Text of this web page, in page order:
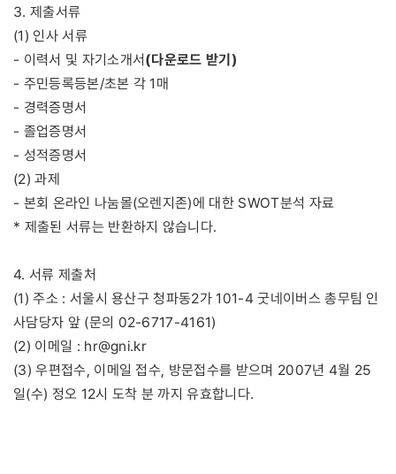
3. 제출서류
(1) 인사 서류
- 이력서 및 자기소개서(다운로드 받기)
- 주민등록등본/초본 각 1매
- 경력증명서
- 졸업증명서
- 성적증명서
(2) 과제
- 본회 온라인 나눔몰(오렌지존)에 대한 SWOT분석 자료
* 제출된 서류는 반환하지 않습니다.
4. 서류 제출처
(1) 주소 : 서울시 용산구 청파동2가 101-4 굿네이버스 총무팀 인
사담당자 앞 (문의 02-6717-4161)
(2) 이메일 : hr@gni.kr
(3) 우편접수, 이메일 접수, 방문접수를 받으며 2007년 4월 25
일(수) 정오 12시 도착 분 까지 유효합니다.